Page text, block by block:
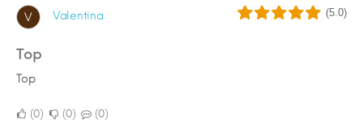
V Valentina (5.0)
Top
Top
0 0 0